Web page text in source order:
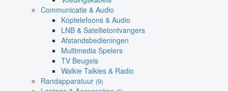
Communicatie & Audio
Koptelefoons & Audio
LNB & Satellietontvangers
Afstandsbedieningen
Multimedia Spelers
TV Beugels
Walkie Talkies & Radio
Randapparatuur (9)